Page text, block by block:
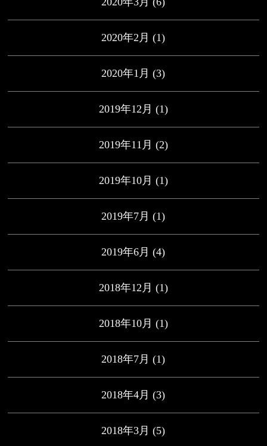
2020年2月 (1)
2020年1月 (3)
2019年12月 (1)
2019年11月 (2)
2019年10月 (1)
2019年7月 (1)
2019年6月 (4)
2018年12月 (1)
2018年10月 (1)
2018年7月 (1)
2018年4月 (3)
2018年3月 (5)